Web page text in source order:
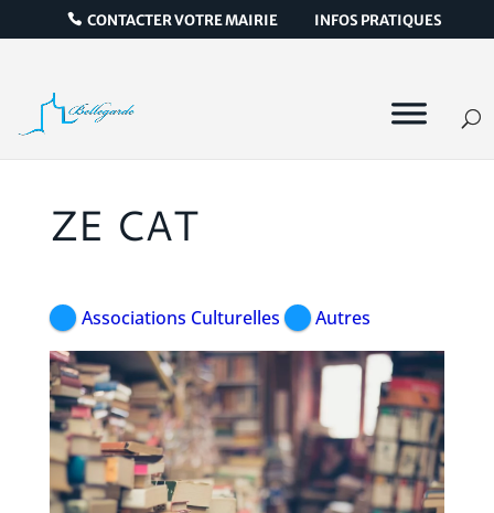
CONTACTER VOTRE MAIRIE INFOS PRATIQUES
ZE CAT
Associations Culturelles Autres